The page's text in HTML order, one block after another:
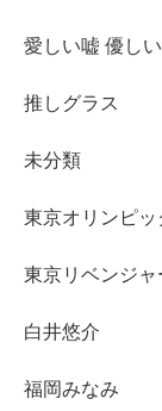
愛しい嘘 優し
推しグラス
未分類
東京オリンピッ
東京リベンジャ
白井悠介
福岡みなみ